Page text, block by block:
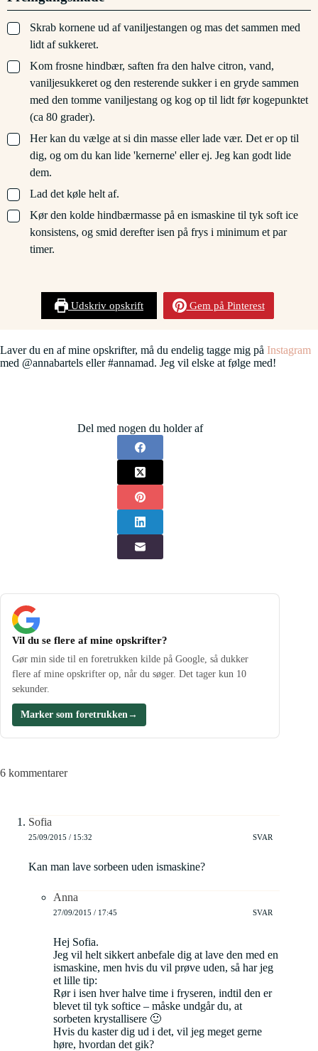
▢
Skrab kornene ud af vaniljestangen og mas det sammen med
lidt af sukkeret.
▢
Kom frosne hindbær, saften fra den halve citron, vand,
vaniljesukkeret og den resterende sukker i en gryde sammen
med den tomme vaniljestang og kog op til lidt før kogepunktet
(ca 80 grader).
▢
Her kan du vælge at si din masse eller lade vær. Det er op til
dig, og om du kan lide 'kernerne' eller ej. Jeg kan godt lide
dem.
▢
Lad det køle helt af.
▢
Kør den kolde hindbærmasse på en ismaskine til tyk soft ice
konsistens, og smid derefter isen på frys i minimum et par
timer.
Udskriv opskrift Gem på Pinterest
Laver du en af mine opskrifter, må du endelig tagge mig på Instagram
med @annabartels eller #annamad. Jeg vil elske at følge med!
Del med nogen du holder af
Vil du se flere af mine opskrifter?
Gør min side til en foretrukken kilde på Google, så dukker
flere af mine opskrifter op, når du søger. Det tager kun 10
sekunder.
Marker som foretrukken →
6 kommentarer
Sofia
25/09/2015 / 15:32 SVAR
Kan man lave sorbeen uden ismaskine?
Anna
27/09/2015 / 17:45 SVAR
Hej Sofia.
Jeg vil helt sikkert anbefale dig at lave den med en
ismaskine, men hvis du vil prøve uden, så har jeg
et lille tip:
Rør i isen hver halve time i fryseren, indtil den er
blevet til tyk softice – måske undgår du, at
sorbeten krystallisere 🙂
Hvis du kaster dig ud i det, vil jeg meget gerne
høre, hvordan det gik?